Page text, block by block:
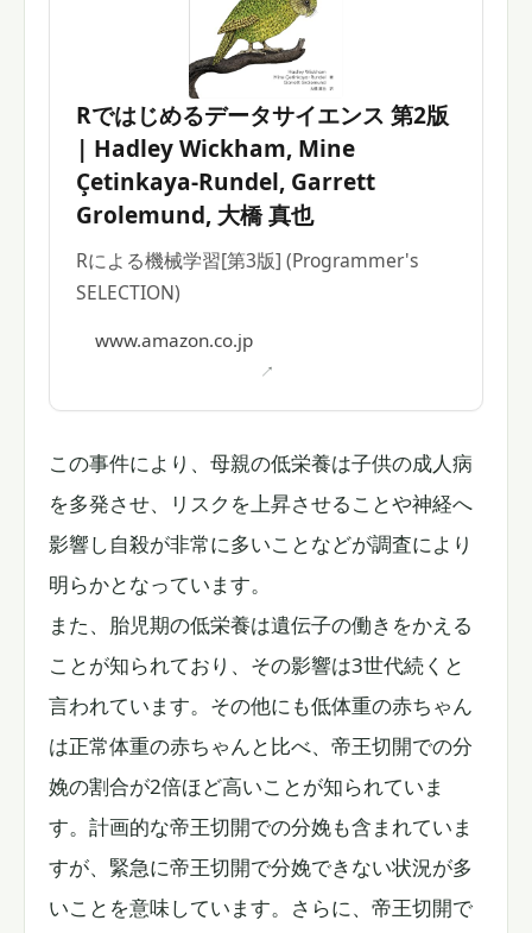
Rではじめるデータサイエンス 第2版
| Hadley Wickham, Mine
Çetinkaya-Rundel, Garrett
Grolemund, 大橋 真也
Rによる機械学習[第3版] (Programmer's
SELECTION)
www.amazon.co.jp
この事件により、母親の低栄養は子供の成人病
を多発させ、リスクを上昇させることや神経へ
影響し自殺が非常に多いことなどが調査により
明らかとなっています。
また、胎児期の低栄養は遺伝子の働きをかえる
ことが知られており、その影響は3世代続くと
言われています。その他にも低体重の赤ちゃん
は正常体重の赤ちゃんと比べ、帝王切開での分
娩の割合が2倍ほど高いことが知られていま
す。計画的な帝王切開での分娩も含まれていま
すが、緊急に帝王切開で分娩できない状況が多
いことを意味しています。さらに、帝王切開で